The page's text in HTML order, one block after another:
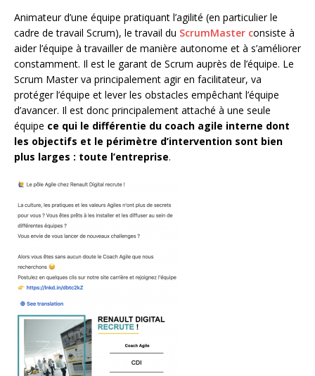
Animateur d’une équipe pratiquant l’agilité (en particulier le
cadre de travail Scrum), le travail du ScrumMaster consiste à
aider l’équipe à travailler de manière autonome et à s’améliorer
constamment. Il est le garant de Scrum auprès de l’équipe. Le
Scrum Master va principalement agir en facilitateur, va
protéger l’équipe et lever les obstacles empêchant l’équipe
d’avancer. Il est donc principalement attaché à une seule
équipe ce qui le différentie du coach agile interne dont
les objectifs et le périmètre d’intervention sont bien
plus larges : toute l’entreprise.